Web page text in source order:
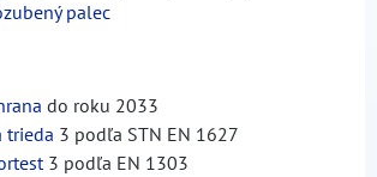
palec
do roku 2033
trieda 3 podľa STN EN 1627
3 podľa EN 1303